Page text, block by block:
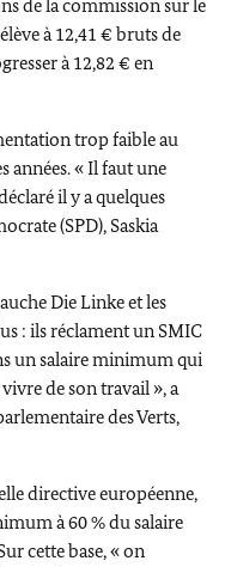
de la commission sur le
à 12,41 € bruts de
à 12,82 € en
trop faible au
années. « Il faut une
il y a quelques
(SPD), Saskia
Die Linkeet les
: ils réclament un SMIC
un salaire minimum qui
de son travail », a
des Verts,
directive européenne,
à 60 % du salaire
cette base, « on